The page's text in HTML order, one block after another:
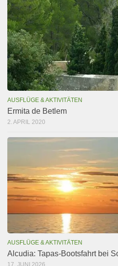
AUSFLÜGE & AKTIVITÄTEN
Ermita de Betlem
2. APRIL 2020
AUSFLÜGE & AKTIVITÄTEN
Alcudia: Tapas-Bootsfahrt bei